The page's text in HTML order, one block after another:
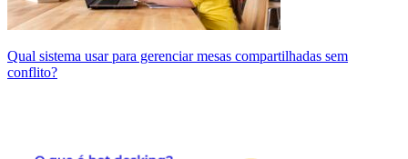
Qual sistema usar para gerenciar mesas compartilhadas sem
conflito?